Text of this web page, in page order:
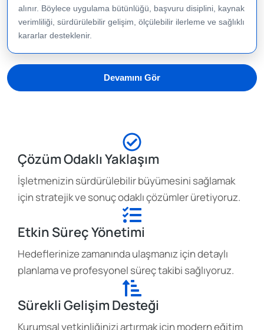
alınır. Böylece uygulama bütünlüğü, başvuru disiplini, kaynak
verimliliği, sürdürülebilir gelişim, ölçülebilir ilerleme ve sağlıklı
kararlar desteklenir.
Devamını Gör
Çözüm Odaklı Yaklaşım
İşletmenizin sürdürülebilir büyümesini sağlamak
için stratejik ve sonuç odaklı çözümler üretiyoruz.
Etkin Süreç Yönetimi
Hedeflerinize zamanında ulaşmanız için detaylı
planlama ve profesyonel süreç takibi sağlıyoruz.
Sürekli Gelişim Desteği
Kurumsal yetkinliğinizi artırmak için modern eğitim